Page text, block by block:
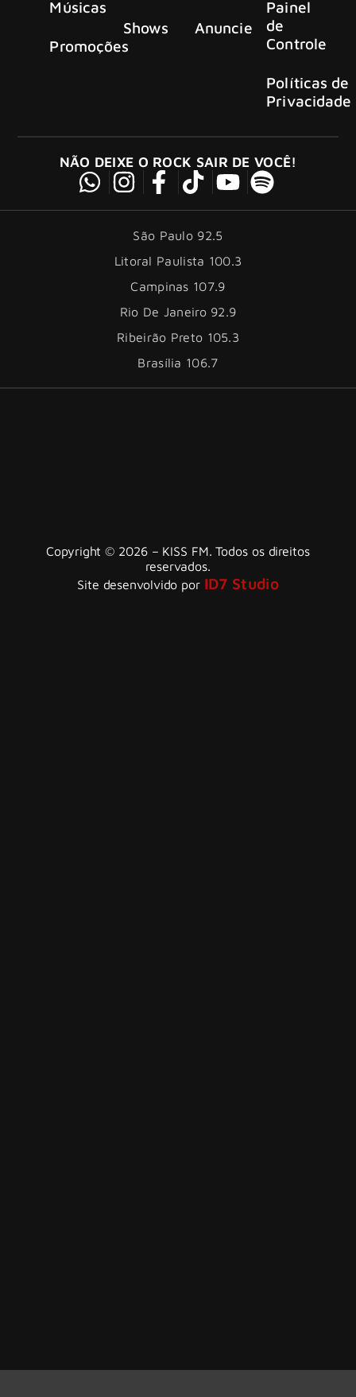
Músicas
Promoções
Shows Anuncie
Painel
de
Controle
Políticas de
Privacidade
NÃO DEIXE O ROCK SAIR DE VOCÊ!
São Paulo 92.5
Litoral Paulista 100.3
Campinas 107.9
Rio De Janeiro 92.9
Ribeirão Preto 105.3
Brasília 106.7
Copyright © 2026 – KISS FM. Todos os direitos
reservados.
Site desenvolvido por ID7 Studio